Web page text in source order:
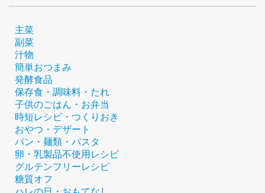
主菜
副菜
汁物
簡単おつまみ
発酵食品
保存食・調味料・たれ
子供のごはん・お弁当
時短レシピ・つくりおき
おやつ・デザート
パン・麺類・パスタ
卵・乳製品不使用レシピ
グルテンフリーレシピ
糖質オフ